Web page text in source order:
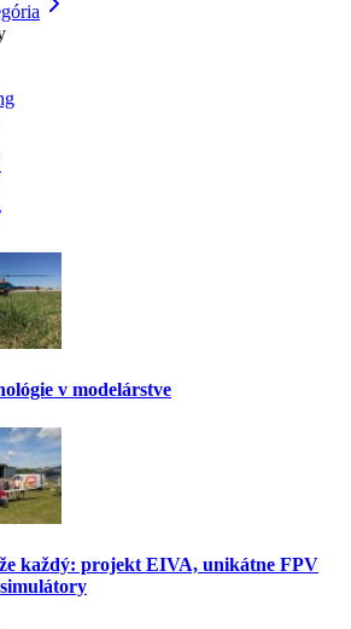
v modelárstve
každý: projekt EIVA, unikátne FPV